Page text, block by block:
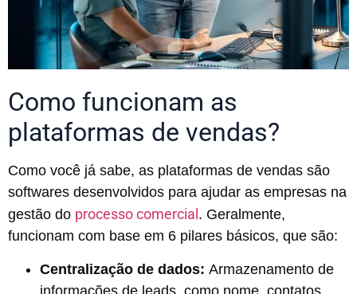
Como funcionam as
plataformas de vendas?
Como você já sabe, as plataformas de vendas são
softwares desenvolvidos para ajudar as empresas na
gestão do processo comercial . Geralmente,
funcionam com base em 6 pilares básicos, que são:
Centralização de dados: Armazenamento de
informações de leads, como nome, contatos,